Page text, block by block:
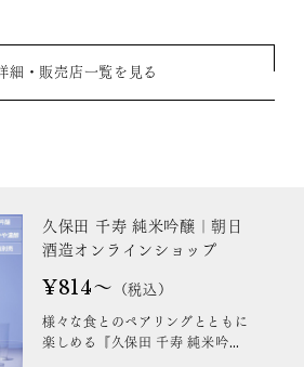
細・販売店一覧を見る
久保田 千寿 純米吟醸｜朝日
酒造オンラインショップ
¥814～ （税込）
様々な食とのペアリングとともに
楽しめる『久保田 千寿 純米吟